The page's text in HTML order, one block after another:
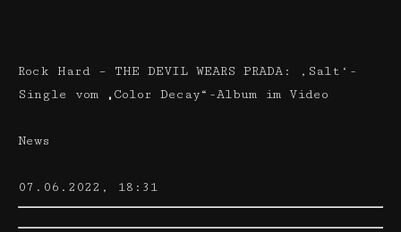
Rock Hard – THE DEVIL WEARS PRADA: ‚Salt‘-
Single vom „Color Decay“-Album im Video
News
07.06.2022, 18:31